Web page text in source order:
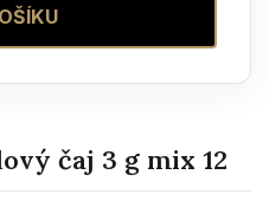
čaj 3 g mix 12